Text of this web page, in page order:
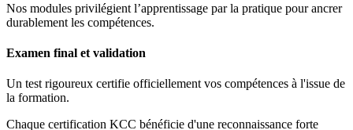
Nos modules privilégient l’apprentissage par la pratique pour ancrer
durablement les compétences.
Examen final et validation
Un test rigoureux certifie officiellement vos compétences à l'issue de
la formation.
Chaque certification KCC bénéficie d'une reconnaissance forte